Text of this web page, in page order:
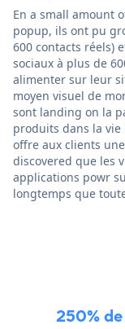
En a small amount
popup, ils ont pu
600 contacts réels)
sociaux à plus de
alimenter sur leur
moyen visuel de
sont landing on la
produits dans la
offre aux clients
discovered que les
applications powr
longtemps que
250%